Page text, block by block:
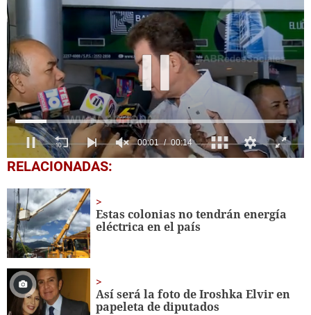
0
seconds
14
seconds
RELACIONADAS:
Estas colonias no tendrán energía
eléctrica en el país
Así será la foto de Iroshka Elvir en
papeleta de diputados